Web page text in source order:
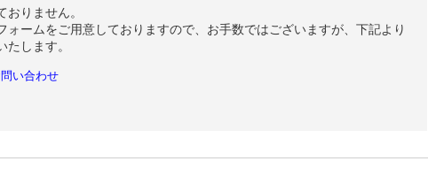
りません。
ォームをご用意しておりますので、お手数ではございますが、下記より
します。
い合わせ